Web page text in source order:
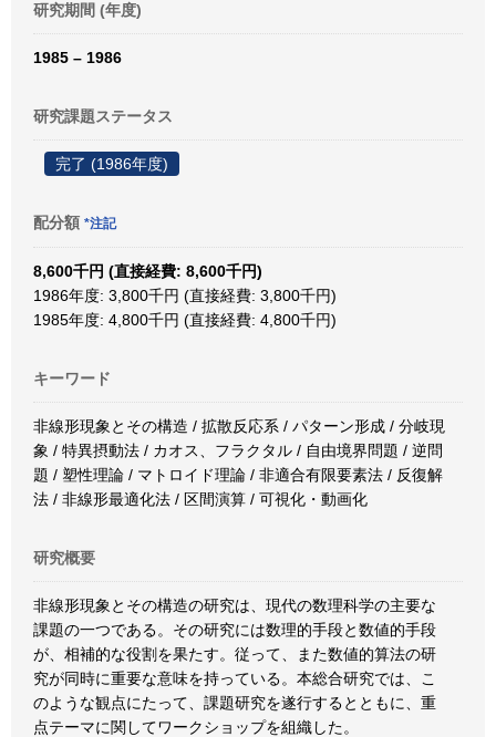
研究期間 (年度)
1985 – 1986
研究課題ステータス
完了 (1986年度)
配分額 *注記
8,600千円 (直接経費: 8,600千円)
1986年度: 3,800千円 (直接経費: 3,800千円)
1985年度: 4,800千円 (直接経費: 4,800千円)
キーワード
非線形現象とその構造 / 拡散反応系 / パターン形成 / 分岐現
象 / 特異摂動法 / カオス、フラクタル / 自由境界問題 / 逆問
題 / 塑性理論 / マトロイド理論 / 非適合有限要素法 / 反復解
法 / 非線形最適化法 / 区間演算 / 可視化・動画化
研究概要
非線形現象とその構造の研究は、現代の数理科学の主要な
課題の一つである。その研究には数理的手段と数値的手段
が、相補的な役割を果たす。従って、また数値的算法の研
究が同時に重要な意味を持っている。本総合研究では、こ
のような観点にたって、課題研究を遂行するとともに、重
点テーマに関してワークショップを組織した。